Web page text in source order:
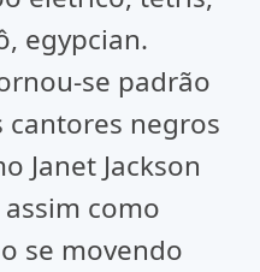
egypcian.
se padrão
cantores negros
Janet Jackson
como
se movendo